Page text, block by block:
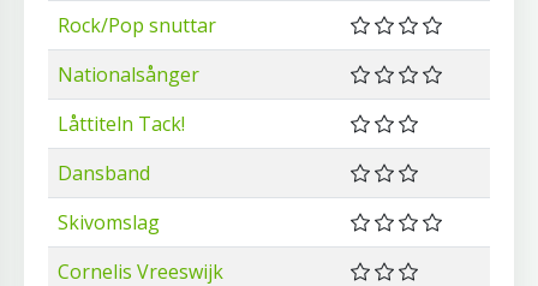
Rock/Pop snuttar
Nationalsånger
Låttiteln Tack!
Dansband
Skivomslag
Cornelis Vreeswijk